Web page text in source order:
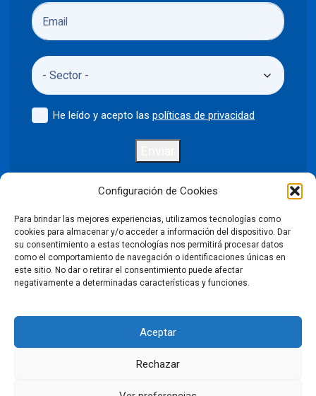
Configuración de Cookies
Para brindar las mejores experiencias, utilizamos tecnologías como
cookies para almacenar y/o acceder a información del dispositivo. Dar
su consentimiento a estas tecnologías nos permitirá procesar datos
como el comportamiento de navegación o identificaciones únicas en
este sitio. No dar o retirar el consentimiento puede afectar
negativamente a determinadas características y funciones.
Aceptar
Rechazar
He leído y acepto laspolíticas de privacidad
Política de privacidad Aviso legal
Política de cookies
Declaración de accesibilidad
©2026 Puntodis. Todos los derechos reservados. Prohibida la